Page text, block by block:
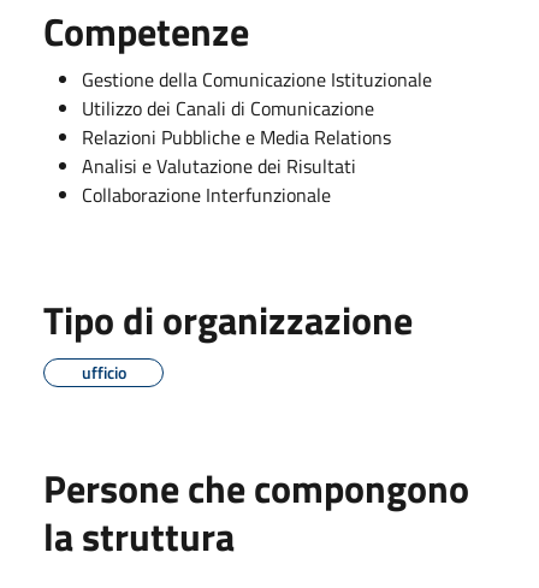
Competenze
Gestione della Comunicazione Istituzionale
Utilizzo dei Canali di Comunicazione
Relazioni Pubbliche e Media Relations
Analisi e Valutazione dei Risultati
Collaborazione Interfunzionale
Tipo di organizzazione
ufficio
Persone che compongono
la struttura